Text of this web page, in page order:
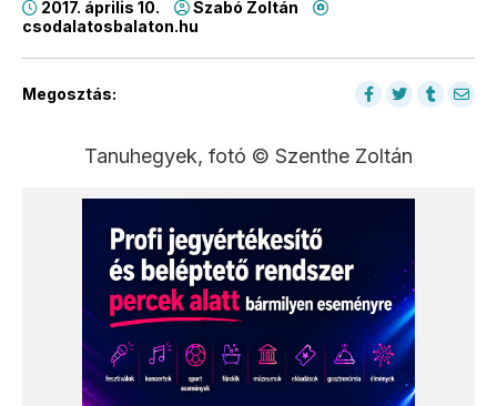
2017. április 10.
Szabó Zoltán
csodalatosbalaton.hu
Megosztás:
Tanuhegyek, fotó © Szenthe Zoltán